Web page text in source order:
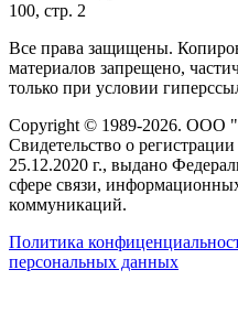
100, стр. 2
Все права защищены.
материалов запрещено,
только при условии
Copyright © 1989-2026. ООО
Свидетельство о
25.12.2020 г., выдано
сфере связи,
коммуникаций.
Политика
персональных данных